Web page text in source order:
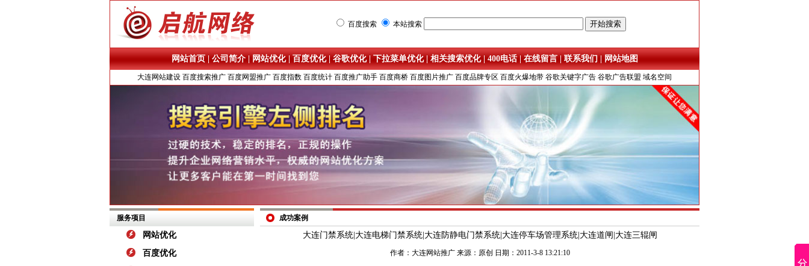
百度搜索 本站搜索
网站首页| 公司简介| 网站优化| 百度优化| 谷歌优化| 下拉菜单优化| 相关搜索优化| 400电话| 在线留言| 联系我们 网站地图
大连网站建设 百度搜索推广 百度网盟推广 百度指数 百度统计 百度推广助手 百度商桥 百度图片推广 百度品牌专区 百度火爆地带 谷歌关键字广告 谷歌广告联盟 域名空间
服务项目
网站优化
百度优化
成功案例
大连门禁系统|大连电梯门禁系统|大连防静电门禁系统|大连停车场管理系统|大连道闸|大连三辊闸
作者：大连网站推广 来源：原创 日期：2011-3-8 13:21:10